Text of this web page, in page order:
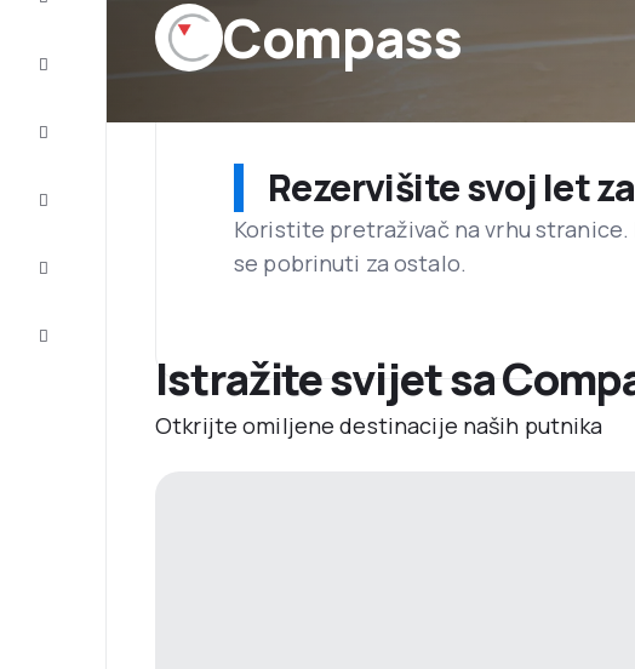
Compass
Rezervišite svoj let
Koristite pretraživač na vrhu
se pobrinuti za ostalo.
Istražite svijet sa
Otkrijte omiljene destinacije naših putnika